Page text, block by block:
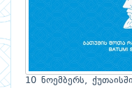
10 ნოემბერს,